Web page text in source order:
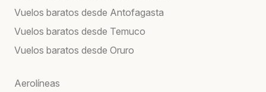
Vuelos baratos desde Antofagasta
Vuelos baratos desde Temuco
Vuelos baratos desde Oruro
Aerolíneas